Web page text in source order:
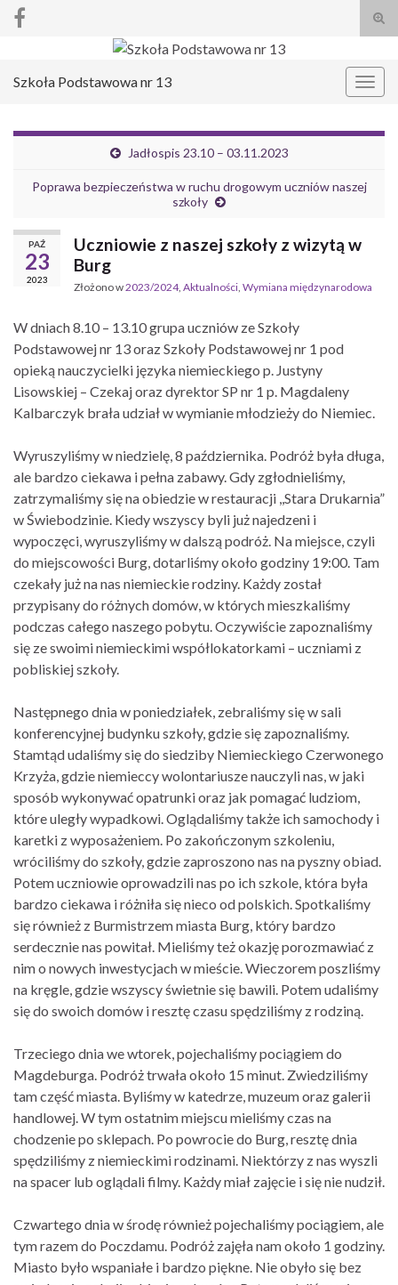
Search for:
Szkoła Podstawowa nr 13
Jadłospis 23.10 – 03.11.2023
Poprawa bezpieczeństwa w ruchu drogowym uczniów naszej
szkoły
PAŹ
23
2023
Uczniowie z naszej szkoły z wizytą w
Burg
Złożono w2023/2024, Aktualności Wymiana międzynarodowa
W dniach 8.10 – 13.10 grupa uczniów ze Szkoły
Podstawowej nr 13 oraz Szkoły Podstawowej nr 1 pod
opieką nauczycielki języka niemieckiego p. Justyny
Lisowskiej – Czekaj oraz dyrektor SP nr 1 p. Magdaleny
Kalbarczyk brała udział w wymianie młodzieży do Niemiec.
Wyruszyliśmy w niedzielę, 8 października. Podróż była długa,
ale bardzo ciekawa i pełna zabawy. Gdy zgłodnieliśmy,
zatrzymaliśmy się na obiedzie w restauracji ,,Stara Drukarnia”
w Świebodzinie. Kiedy wszyscy byli już najedzeni i
wypoczęci, wyruszyliśmy w dalszą podróż. Na miejsce, czyli
do miejscowości Burg, dotarliśmy około godziny 19:00. Tam
czekały już na nas niemieckie rodziny. Każdy został
przypisany do różnych domów, w których mieszkaliśmy
podczas całego naszego pobytu. Oczywiście zapoznaliśmy
się ze swoimi niemieckimi współlokatorkami – uczniami z
pobliskiej szkoły.
Następnego dnia w poniedziałek, zebraliśmy się w sali
konferencyjnej budynku szkoły, gdzie się zapoznaliśmy.
Stamtąd udaliśmy się do siedziby Niemieckiego Czerwonego
Krzyża, gdzie niemieccy wolontariusze nauczyli nas, w jaki
sposób wykonywać opatrunki oraz jak pomagać ludziom,
które uległy wypadkowi. Oglądaliśmy także ich samochody i
karetki z wyposażeniem. Po zakończonym szkoleniu,
wróciliśmy do szkoły, gdzie zaproszono nas na pyszny obiad.
Potem uczniowie oprowadzili nas po ich szkole, która była
bardzo ciekawa i różniła się nieco od polskich. Spotkaliśmy
się również z Burmistrzem miasta Burg, który bardzo
serdecznie nas powitał. Mieliśmy też okazję porozmawiać z
nim o nowych inwestycjach w mieście. Wieczorem poszliśmy
na kręgle, gdzie wszyscy świetnie się bawili. Potem udaliśmy
się do swoich domów i resztę czasu spędziliśmy z rodziną.
Trzeciego dnia we wtorek, pojechaliśmy pociągiem do
Magdeburga. Podróż trwała około 15 minut. Zwiedziliśmy
tam część miasta. Byliśmy w katedrze, muzeum oraz galerii
handlowej. W tym ostatnim miejscu mieliśmy czas na
chodzenie po sklepach. Po powrocie do Burg, resztę dnia
spędziliśmy z niemieckimi rodzinami. Niektórzy z nas wyszli
na spacer lub oglądali filmy. Każdy miał zajęcie i się nie nudził.
Czwartego dnia w środę również pojechaliśmy pociągiem, ale
tym razem do Poczdamu. Podróż zajęła nam około 1 godziny.
Miasto było wspaniałe i bardzo piękne. Nie obyło się bez